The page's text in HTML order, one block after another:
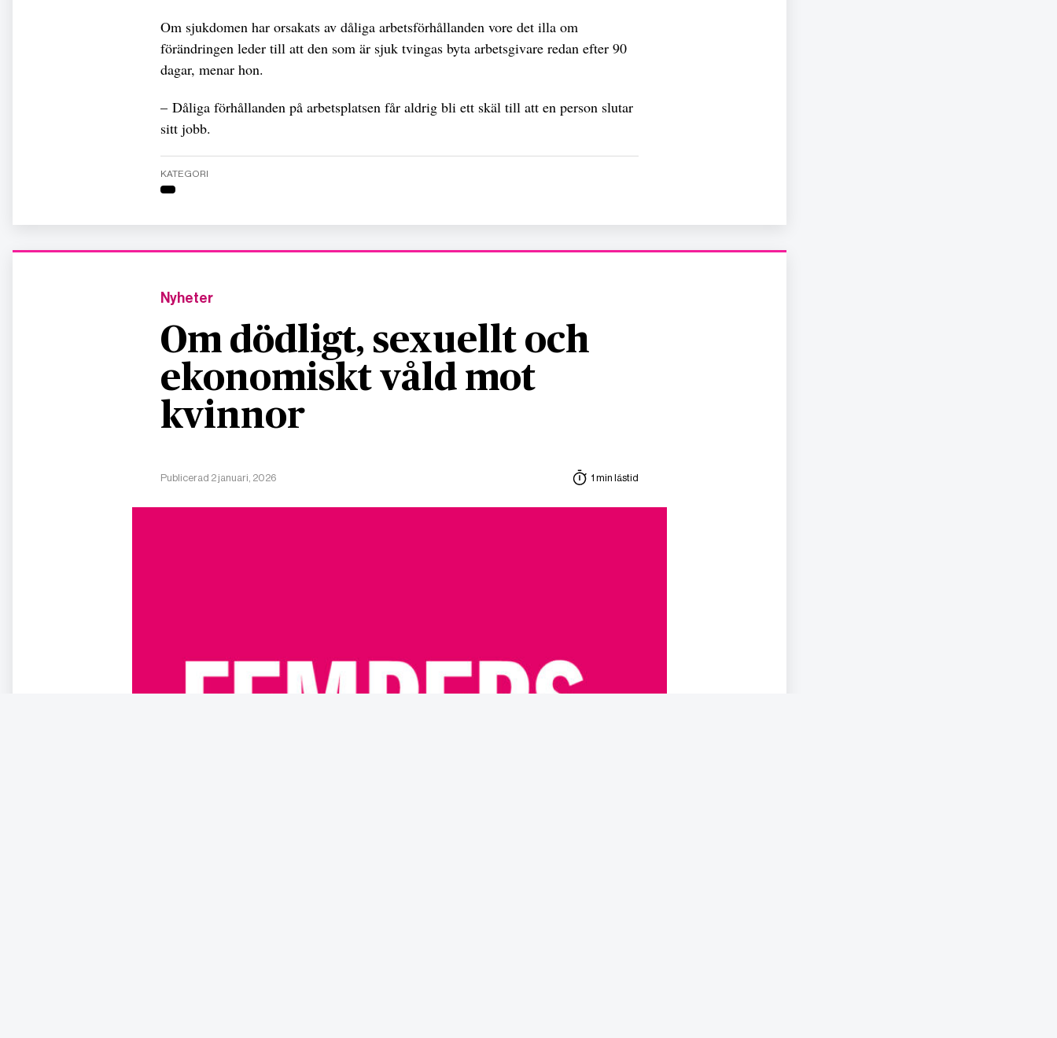
Om sjukdomen har orsakats av dåliga arbetsförhållanden vore det illa om
förändringen leder till att den som är sjuk tvingas byta arbetsgivare redan efter 90
dagar, menar hon.
– Dåliga förhållanden på arbetsplatsen får aldrig bli ett skäl till att en person slutar
sitt jobb.
KATEGORI
Nyheter
Om dödligt, sexuellt och
ekonomiskt våld mot
kvinnor
Publicerad 2 januari, 2026 1 min lästid